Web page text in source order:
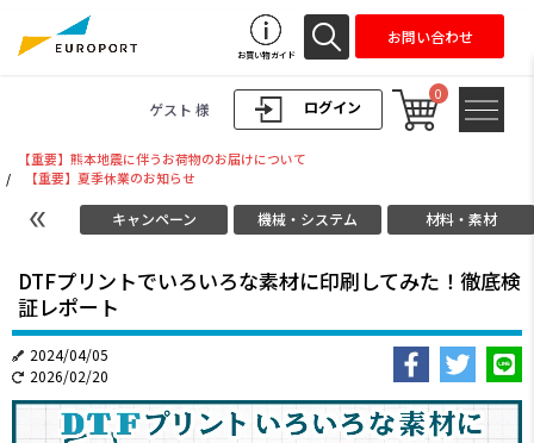
ログイン
ゲスト 様
0
お買い物ガイド
お問い合わせ
【重要】熊本地震に伴うお荷物のお届けについて
/
【重要】夏季休業のお知らせ
キャンペーン 機械・システム 材料・素材
DTFプリントでいろいろな素材に印刷してみた！徹底検
証レポート
2024/04/05
2026/02/20